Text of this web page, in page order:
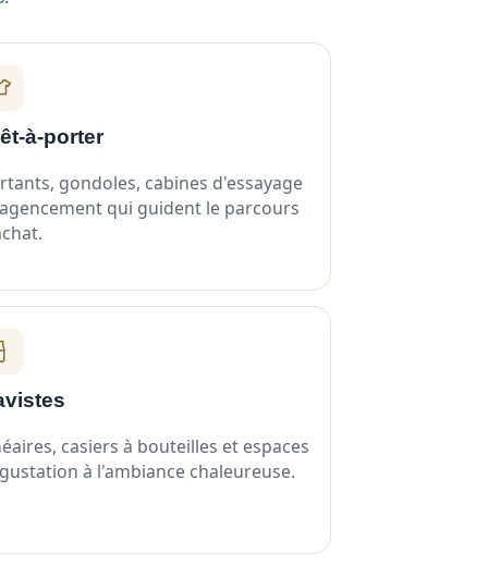
à-porter
gondoles, cabines d'essayage
qui guident le parcours
casiers à bouteilles et espaces
à l'ambiance chaleureuse.